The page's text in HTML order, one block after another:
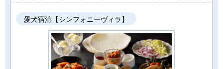
愛犬宿泊【シンフォニーヴィラ】